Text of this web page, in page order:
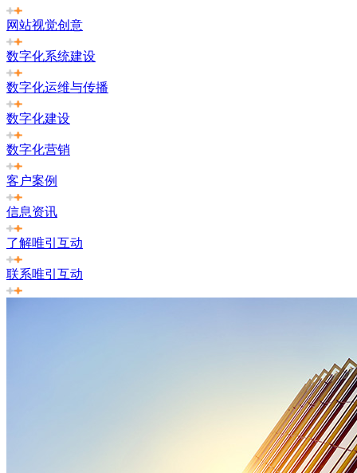
网站视觉创意
数字化系统建设
数字化运维与传播
数字化建设
数字化营销
客户案例
信息资讯
了解唯引互动
联系唯引互动